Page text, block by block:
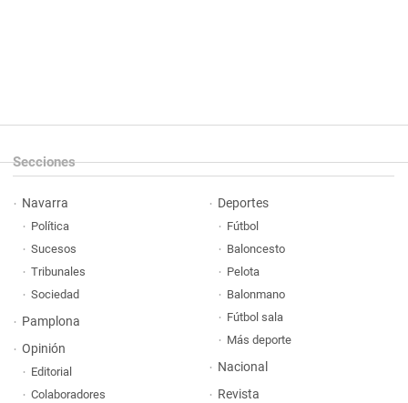
Secciones
Navarra
Política
Sucesos
Tribunales
Sociedad
Pamplona
Opinión
Editorial
Colaboradores
Deportes
Fútbol
Baloncesto
Pelota
Balonmano
Fútbol sala
Más deporte
Nacional
Revista